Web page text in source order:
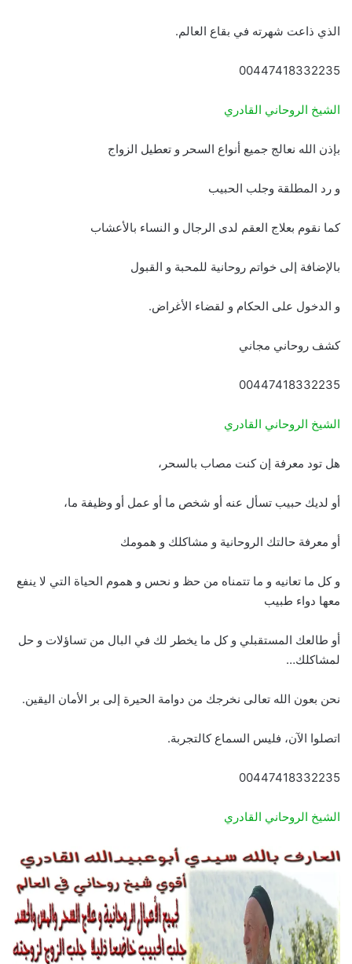
الذي ذاعت شهرته في بقاع العالم.
00447418332235
الشيخ الروحاني القادري
بإذن الله نعالج جميع أنواع السحر و تعطيل الزواج
و رد المطلقة وجلب الحبيب
كما نقوم بعلاج العقم لدى الرجال و النساء بالأعشاب
بالإضافة إلى خواتم روحانية للمحبة و القبول
و الدخول على الحكام و لقضاء الأغراض.
كشف روحاني مجاني
00447418332235
الشيخ الروحاني القادري
هل تود معرفة إن كنت مصاب بالسحر،
أو لديك حبيب تسأل عنه أو شخص ما أو عمل أو وظيفة ما،
أو معرفة حالتك الروحانية و مشاكلك و همومك
و كل ما تعانيه و ما تتمناه من حظ و نحس و هموم الحياة التي لا ينفع
معها دواء طبيب
أو طالعك المستقبلي و كل ما يخطر لك في البال من تساؤلات و حل
لمشاكلك…
نحن بعون الله تعالى نخرجك من دوامة الحيرة إلى بر الأمان اليقين.
اتصلوا الآن، فليس السماع كالتجربة.
00447418332235
الشيخ الروحاني القادري